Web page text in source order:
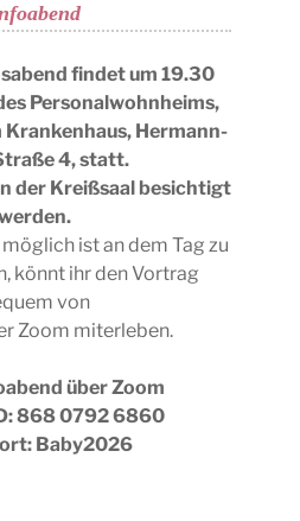
findet um 19.30
Personalwohnheims,
Hermann-
4, statt.
der Kreißsaal besichtigt
ist an dem Tag zu
könnt ihr den Vortrag
von
Zoom miterleben.
über Zoom
868 0792 6860
Baby2026